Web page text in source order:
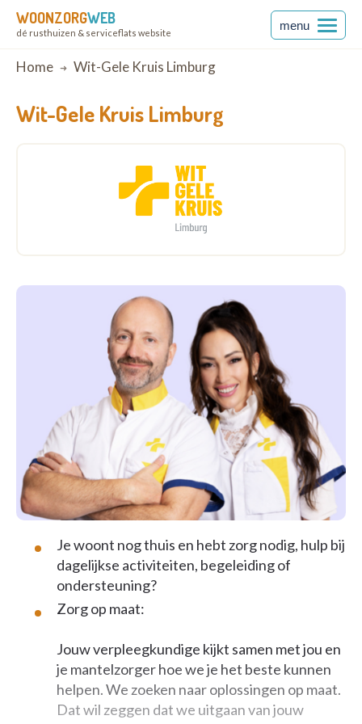
WOONZORGWEB
dé rusthuizen & serviceflats website
menu
Breadcrumb
Home Wit-Gele Kruis Limburg
Wit-Gele Kruis Limburg
Je woont nog thuis en hebt zorg nodig, hulp bij
dagelijkse activiteiten, begeleiding of
ondersteuning?
Zorg op maat:
Jouw verpleegkundige kijkt samen met jou en
je mantelzorger hoe we je het beste kunnen
helpen. We zoeken naar oplossingen op maat.
Dat wil zeggen dat we uitgaan van jouw